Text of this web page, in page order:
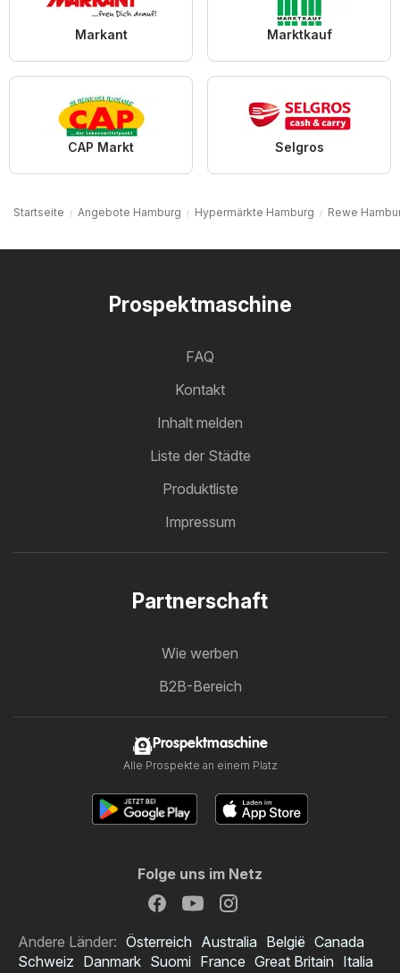
Markant Marktkauf
CAP Markt Selgros
Startseite Angebote Hamburg Hypermärkte Hamburg Rewe
Prospektmaschine
FAQ
Kontakt
Inhalt melden
Liste der Städte
Produktliste
Impressum
Partnerschaft
Wie werben
B2B-Bereich
Prospektmaschine
Alle Prospekte an einem Platz
Folge uns im Netz
Andere Länder: Österreich Australia België Canada
Schweiz Danmark Suomi France Great Britain Italia